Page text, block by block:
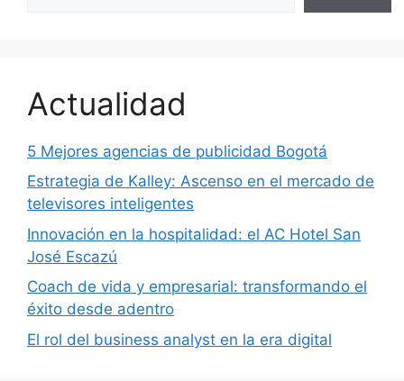
Actualidad
5 Mejores agencias de publicidad Bogotá
Estrategia de Kalley: Ascenso en el mercado de
televisores inteligentes
Innovación en la hospitalidad: el AC Hotel San
José Escazú
Coach de vida y empresarial: transformando el
éxito desde adentro
El rol del business analyst en la era digital